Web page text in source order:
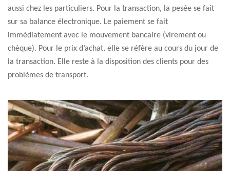
aussi chez les particuliers. Pour la transaction, la pesée se fait
sur sa balance électronique. Le paiement se fait
immédiatement avec le mouvement bancaire (virement ou
chèque). Pour le prix d’achat, elle se réfère au cours du jour de
la transaction. Elle reste à la disposition des clients pour des
problèmes de transport.